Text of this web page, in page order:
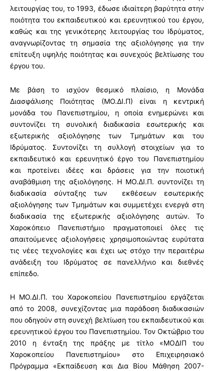
λειτουργίας του, το 1993, έδωσε ιδιαίτερη βαρύτητα στην
ποιότητα του εκπαιδευτικού και ερευνητικού του έργου,
καθώς και της γενικότερης λειτουργίας του Ιδρύματος,
αναγνωρίζοντας τη σημασία της αξιολόγησης για την
επίτευξη υψηλής ποιότητας και συνεχούς βελτίωσης του
έργου του.
Με βάση το ισχύον θεσμικό πλαίσιο, η Μονάδα
Διασφάλισης Ποιότητας (ΜΟ.ΔΙ.Π) είναι η κεντρική
μονάδα του Πανεπιστημίου, η οποία ενημερώνει και
συντονίζει τη συνολική διαδικασία εσωτερικής και
εξωτερικής αξιολόγησης των Τμημάτων και του
Ιδρύματος. Συντονίζει τη συλλογή στοιχείων για το
εκπαιδευτικό και ερευνητικό έργο του Πανεπιστημίου
και προτείνει ιδέες και δράσεις για την ποιοτική
αναβάθμιση της αξιολόγησης. Η ΜΟ.ΔΙ.Π. συντονίζει τη
διαδικασία σύνταξης των εκθέσεων εσωτερικής
αξιολόγησης των Τμημάτων και συμμετέχει ενεργά στη
διαδικασία της εξωτερικής αξιολόγησης αυτών. Το
Χαροκόπειο Πανεπιστήμιο πραγματοποιεί όλες τις
απαιτούμενες αξιολογήσεις χρησιμοποιώντας ευρύτατα
τις νέες τεχνολογίες και έχει ως στόχο την περαιτέρω
ανάδειξη του Ιδρύματος σε πανελλήνιο και διεθνές
επίπεδο.
Η ΜΟ.ΔΙ.Π. του Χαροκοπείου Πανεπιστημίου εργάζεται
από το 2008, συνεχίζοντας μια παράδοση διαδικασιών
που οδηγούν στη συνεχή βελτίωση του εκπαιδευτικού και
ερευνητικού έργου του Πανεπιστημίου. Τον Οκτώβριο του
2010 η ένταξη της πράξης με τίτλο «ΜΟΔΙΠ του
Χαροκοπείου Πανεπιστημίου» στο Επιχειρησιακό
Πρόγραμμα «Εκπαίδευση και Δια Βίου Μάθηση 2007-